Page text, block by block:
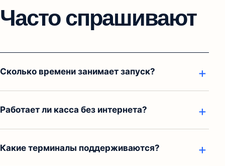
Часто спрашивают
Сколько времени занимает запуск?
Работает ли касса без интернета?
Какие терминалы поддерживаются?